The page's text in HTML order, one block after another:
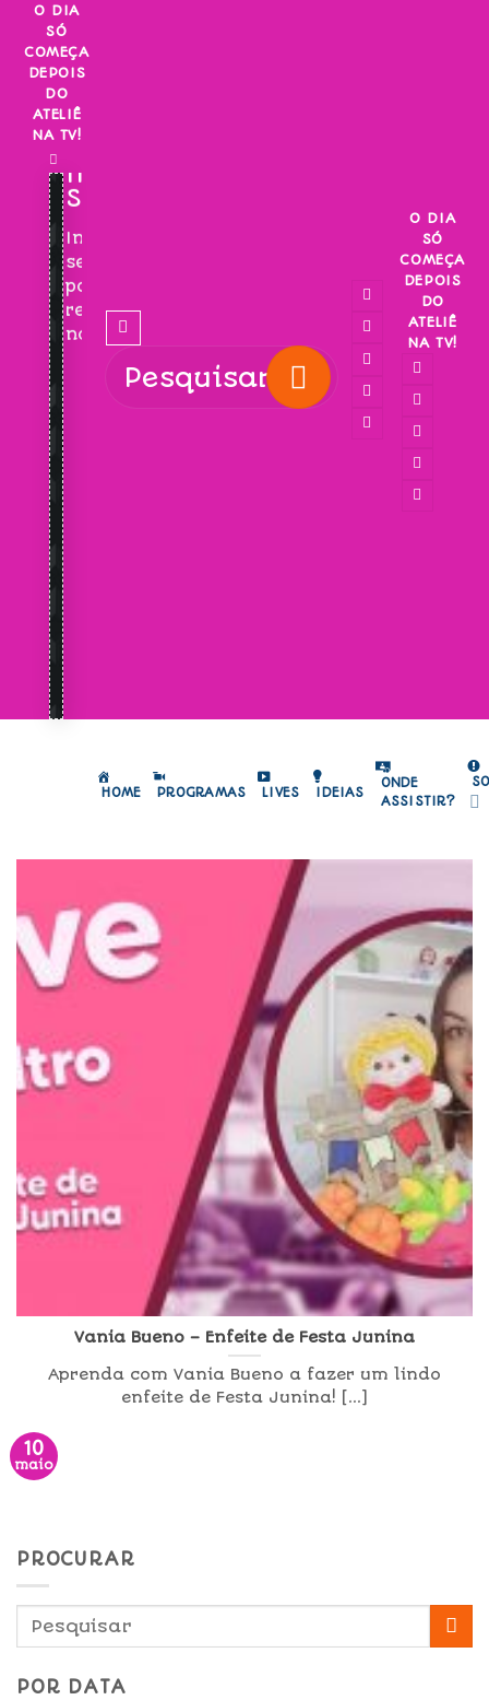
Skip
content
O DIA
SÓ
COMEÇA
DEPOIS
DO
ATELIÊ
NA TV!
INSCREVA-
SE!
Inscreva-
se
para
receber
novidades!
O DIA
SÓ
COMEÇA
DEPOIS
DO
ATELIÊ
NA TV!
HOME PROGRAMAS LIVES IDEIAS
ONDE
ASSISTIR?
Vania Bueno – Enfeite de Festa Junina
Aprenda com Vania Bueno a fazer um lindo
enfeite de Festa Junina! [...]
10
maio
PROCURAR
POR DATA